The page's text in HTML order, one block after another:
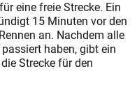
eine freie Strecke. Ein
15 Minuten vor den
an. Nachdem alle
haben, gibt ein
Strecke für den